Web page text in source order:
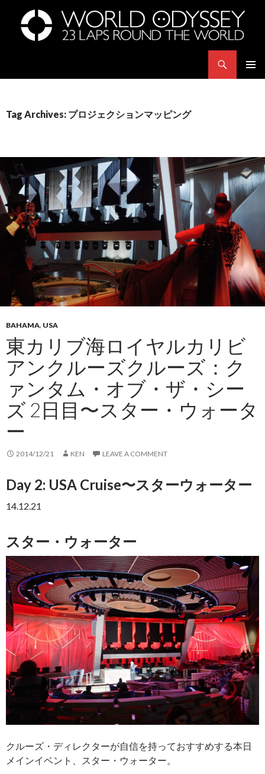
世界23周の旅｜WORLD ODYSSEY: 23 Laps Rond The World
Tag Archives: プロジェクションマッピング
BAHAMA, USA
東カリブ海ロイヤルカリビ
アンクルーズクルーズ：ク
ァンタム・オブ・ザ・シー
ズ 2日目〜スター・ウォータ
ー
2014/12/21 KEN LEAVE A COMMENT
Day 2: USA Cruise〜スターウォーター
14.12.21
スター・ウォーター
クルーズ・ディレクターが自信を持っておすすめする本日
メインイベント、スター・ウォーター。